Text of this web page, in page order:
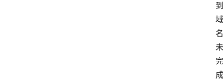
到
域
名
未
完
成